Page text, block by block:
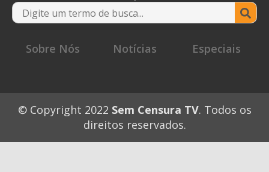
Sobre Nós
Notícias Especiais
© Copyright 2022 Sem Censura TV. Todos os
direitos reservados.